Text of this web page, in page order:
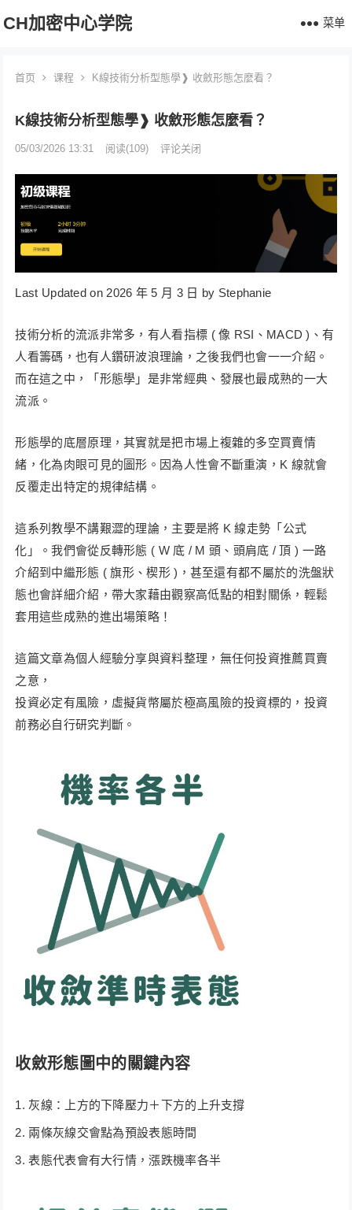
CH加密中心学院 菜单
首页 课程 K線技術分析型態學❱ 收斂形態怎麼看？
K線技術分析型態學❱ 收斂形態怎麼看？
05/03/2026 13:31 阅读(109) 评论关闭
Last Updated on 2026 年 5 月 3 日 by Stephanie
技術分析的流派非常多，有人看指標 ( 像 RSI、MACD )、有
人看籌碼，也有人鑽研波浪理論，之後我們也會一一介紹。
而在這之中，「形態學」是非常經典、發展也最成熟的一大
流派。
形態學的底層原理，其實就是把市場上複雜的多空買賣情
緒，化為肉眼可見的圖形。因為人性會不斷重演，K 線就會
反覆走出特定的規律結構。
這系列教學不講艱澀的理論，主要是將 K 線走勢「公式
化」。我們會從反轉形態 ( W 底 / M 頭、頭肩底 / 頂 ) 一路
介紹到中繼形態 ( 旗形、楔形 )，甚至還有都不屬於的洗盤狀
態也會詳細介紹，帶大家藉由觀察高低點的相對關係，輕鬆
套用這些成熟的進出場策略！
這篇文章為個人經驗分享與資料整理，無任何投資推薦買賣
之意，
投資必定有風險，虛擬貨幣屬於極高風險的投資標的，投資
前務必自行研究判斷。
收斂形態圖中的關鍵內容
灰線：上方的下降壓力＋下方的上升支撐
兩條灰線交會點為預設表態時間
表態代表會有大行情，漲跌機率各半